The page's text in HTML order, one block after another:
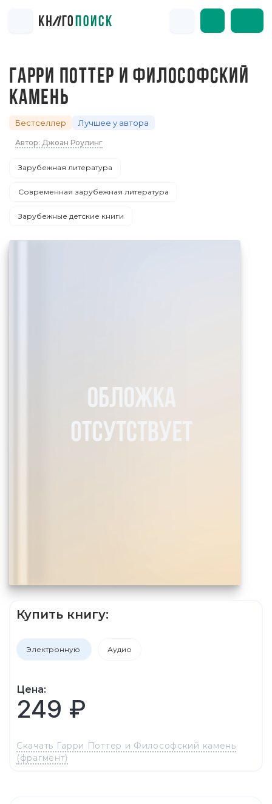
ГАРРИ ПОТТЕР И ФИЛОСОФСКИЙ
КАМЕНЬ
Бестселлер Лучшее у автора
Автор: Джоан Роулинг
Зарубежная литература
Современная зарубежная литература
Зарубежные детские книги
Купить книгу:
Электронную Аудио
Цена:
249 ₽
Скачать Гарри Поттер и Философский камень
(фрагмент)